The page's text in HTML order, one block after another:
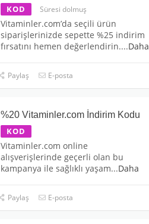
KOD Süresi dolmuş
Vitaminler.com’da seçili ürün
siparişlerinizde sepette %25 indirim
fırsatını hemen değerlendirin....Daha
Paylaş E-posta
%20 Vitaminler.com İndirim Kodu
KOD
Vitaminler.com online
alışverişlerinde geçerli olan bu
kampanya ile sağlıklı yaşam...Daha
Paylaş E-posta